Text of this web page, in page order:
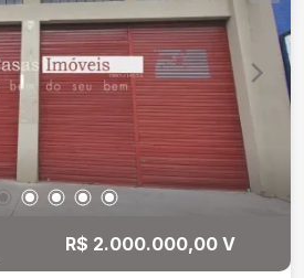
R$ 2.000.000,00 V